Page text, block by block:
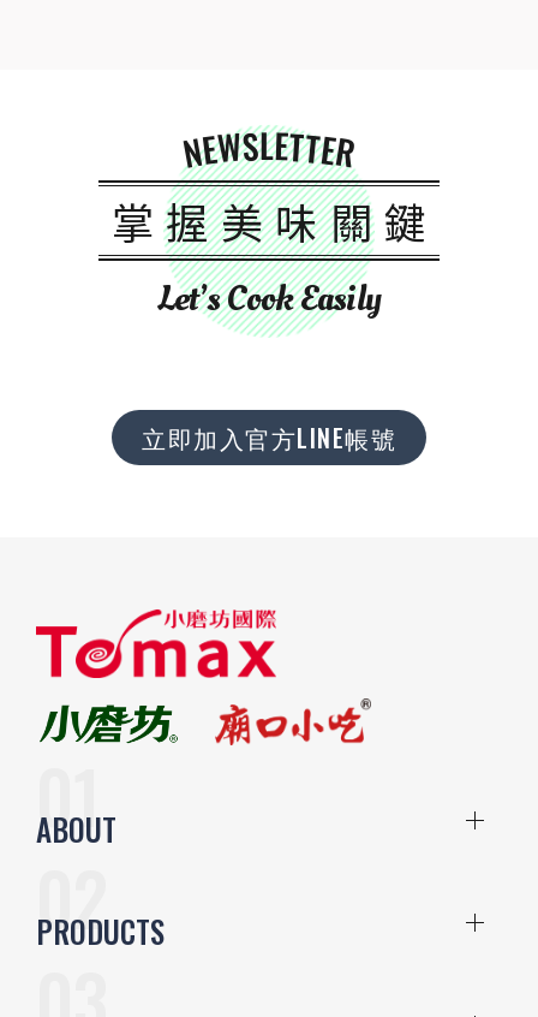
NEWSLETTER
掌握美味關鍵
Let’s Cook Easily
立即加入官方LINE帳號
ABOUT
PRODUCTS